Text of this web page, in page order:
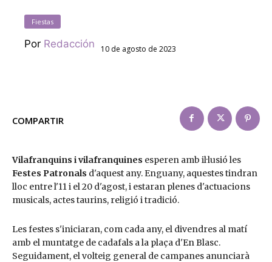
Fiestas
Por Redacción 10 de agosto de 2023
COMPARTIR
Vilafranquins i vilafranquines esperen amb il·lusió les
Festes Patronals d'aquest any. Enguany, aquestes tindran
lloc entre l'11 i el 20 d'agost, i estaran plenes d'actuacions
musicals, actes taurins, religió i tradició.
Les festes s'iniciaran, com cada any, el divendres al matí
amb el muntatge de cadafals a la plaça d'En Blasc.
Seguidament, el volteig general de campanes anunciarà